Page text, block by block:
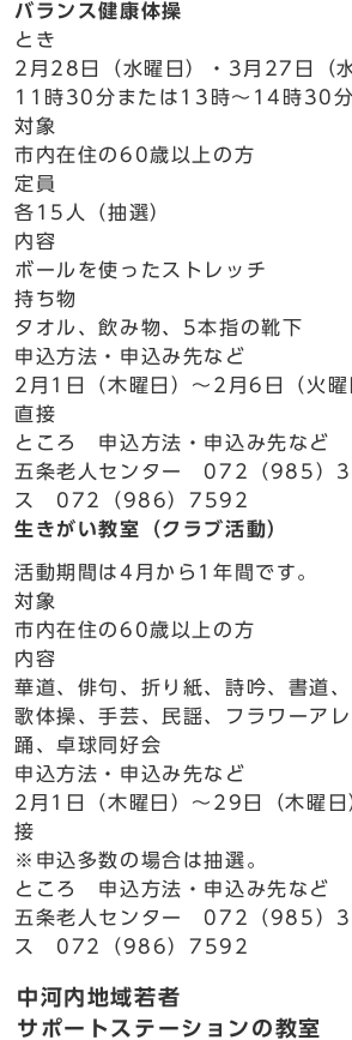
バランス健康体操
とき
2月28日（水曜日）・3月27日（
11時30分または13時～14時30分
対象
市内在住の60歳以上の方
定員
各15人（抽選）
内容
ボールを使ったストレッチ
持ち物
タオル、飲み物、5本指の靴下
申込方法・申込み先など
2月1日（木曜日）～2月6日（火曜
直接
ところ 申込方法・申込み先など
五条老人センター 072（985）
ス 072（986）7592
生きがい教室（クラブ活動）
活動期間は4月から1年間です。
対象
市内在住の60歳以上の方
内容
華道、俳句、折り紙、詩吟、書道、
歌体操、手芸、民謡、フラワーア
踊、卓球同好会
申込方法・申込み先など
2月1日（木曜日）～29日（木曜
接
※申込多数の場合は抽選。
ところ 申込方法・申込み先など
五条老人センター 072（985）
ス 072（986）7592
中河内地域若者
サポートステーションの教室